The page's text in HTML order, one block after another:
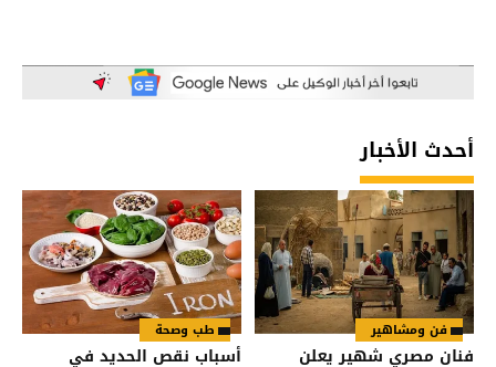
أحدث الأخبار
فن ومشاهير
فنان مصري شهير يعلن
طب وصحة
أسباب نقص الحديد في